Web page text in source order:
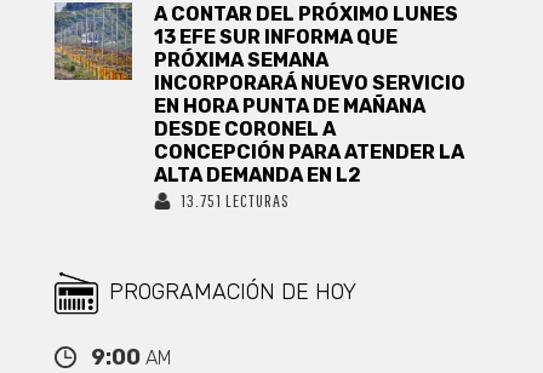
A CONTAR DEL PRÓXIMO LUNES
13 EFE SUR INFORMA QUE
PRÓXIMA SEMANA
INCORPORARÁ NUEVO SERVICIO
EN HORA PUNTA DE MAÑANA
DESDE CORONEL A
CONCEPCIÓN PARA ATENDER LA
ALTA DEMANDA EN L2
13.751 LECTURAS
PROGRAMACIÓN DE HOY
9:00 AM